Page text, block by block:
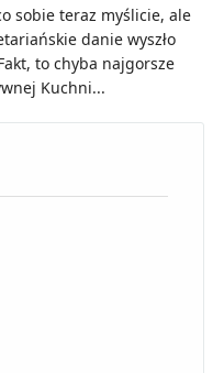
sobie teraz myślicie, ale
danie wyszło
to chyba najgorsze
Kuchni...